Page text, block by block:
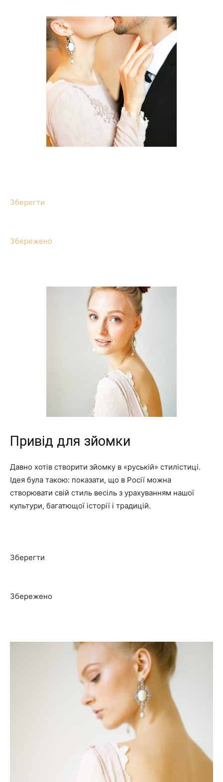
Зберегти
Збережено
Привід для зйомки
Давно хотів створити зйомку в «руській» стилістиці.
Ідея була такою: показати, що в Росії можна
створювати свій стиль весіль з урахуванням нашої
культури, багатющої історії і традицій.
Зберегти
Збережено